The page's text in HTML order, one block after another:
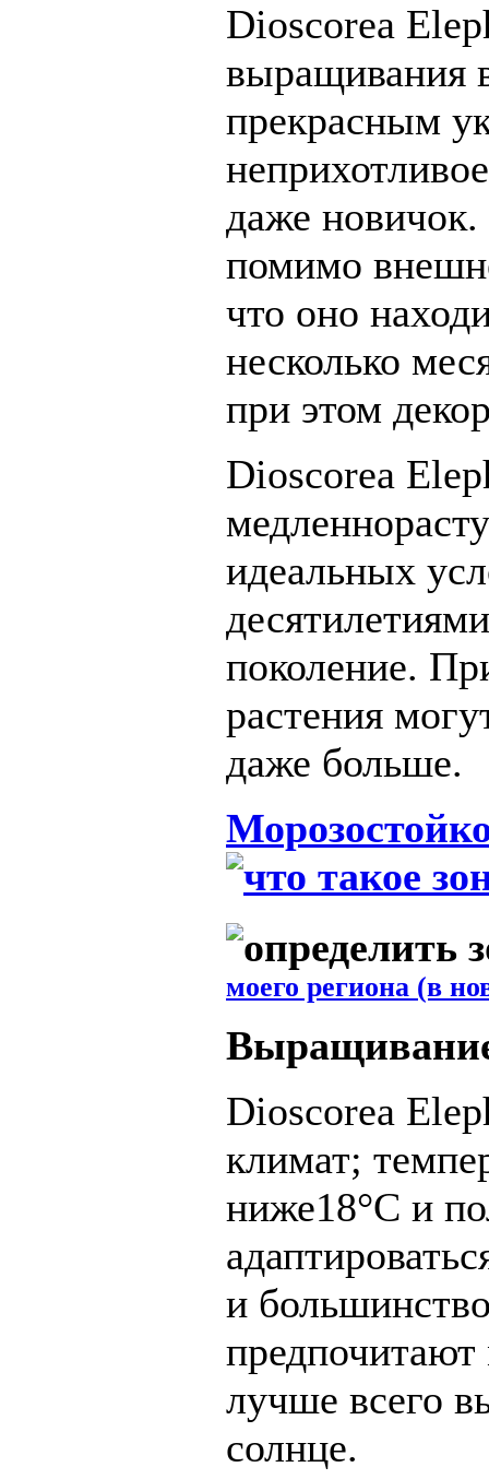
Dioscorea
выращивания
прекрасным
даже новичок.
помимо
что оно
несколько
при этом
Dioscorea
идеальных
поколение.
растения
даже больше.
моего региона (в
Dioscorea
климат;
ниже18°C и
и
предпочитают
лучше всего
солнце.